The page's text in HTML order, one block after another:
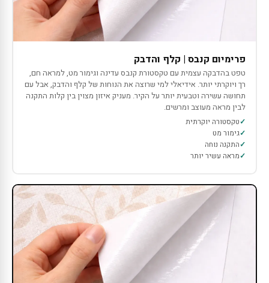
פרימיום קנבס | קלף והדבק
טפט בהדבקה עצמית עם טקסטורת קנבס עדינה וגימור מט, למראה חם,
רך ויוקרתי יותר. אידיאלי למי שרוצה את הנוחות של קלף והדבק, אבל עם
תחושה עשירה וטבעית יותר על הקיר. מעניק איזון מצוין בין קלות התקנה
לבין מראה מעוצב ומרשים.
טקסטורה יוקרתית
גימור מט
התקנה נוחה
מראה עשיר יותר